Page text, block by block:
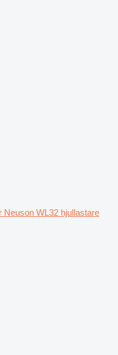
Neuson WL32 hjullastare